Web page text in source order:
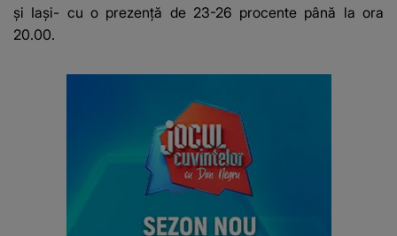
și Iași- cu o prezență de 23-26 procente până la ora
20.00.